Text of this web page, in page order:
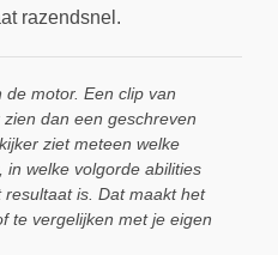
razendsnel.
motor. Een clip van
dan een geschreven
ziet meteen welke
welke volgorde abilities
is. Dat maakt het
te vergelijken met je eigen